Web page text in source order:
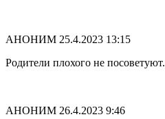
АНОНИМ 25.4.2023 13:15
Родители плохого не посоветуют.
АНОНИМ 26.4.2023 9:46